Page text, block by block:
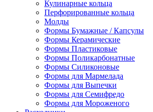
Кулинарные кольца
Перфорированные кольца
Молды
Формы Бумажные / Капсулы
Формы Керамические
Формы Пластиковые
Формы Поликарбонатные
Формы Силиконовые
Формы для Мармелада
Формы для Выпечки
Формы для Семифредо
Формы для Мороженого